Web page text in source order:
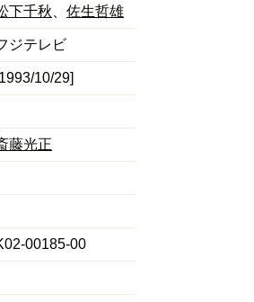
下千秋 佐生哲雄
ジテレビ
10/29]
藤光正
00185-00